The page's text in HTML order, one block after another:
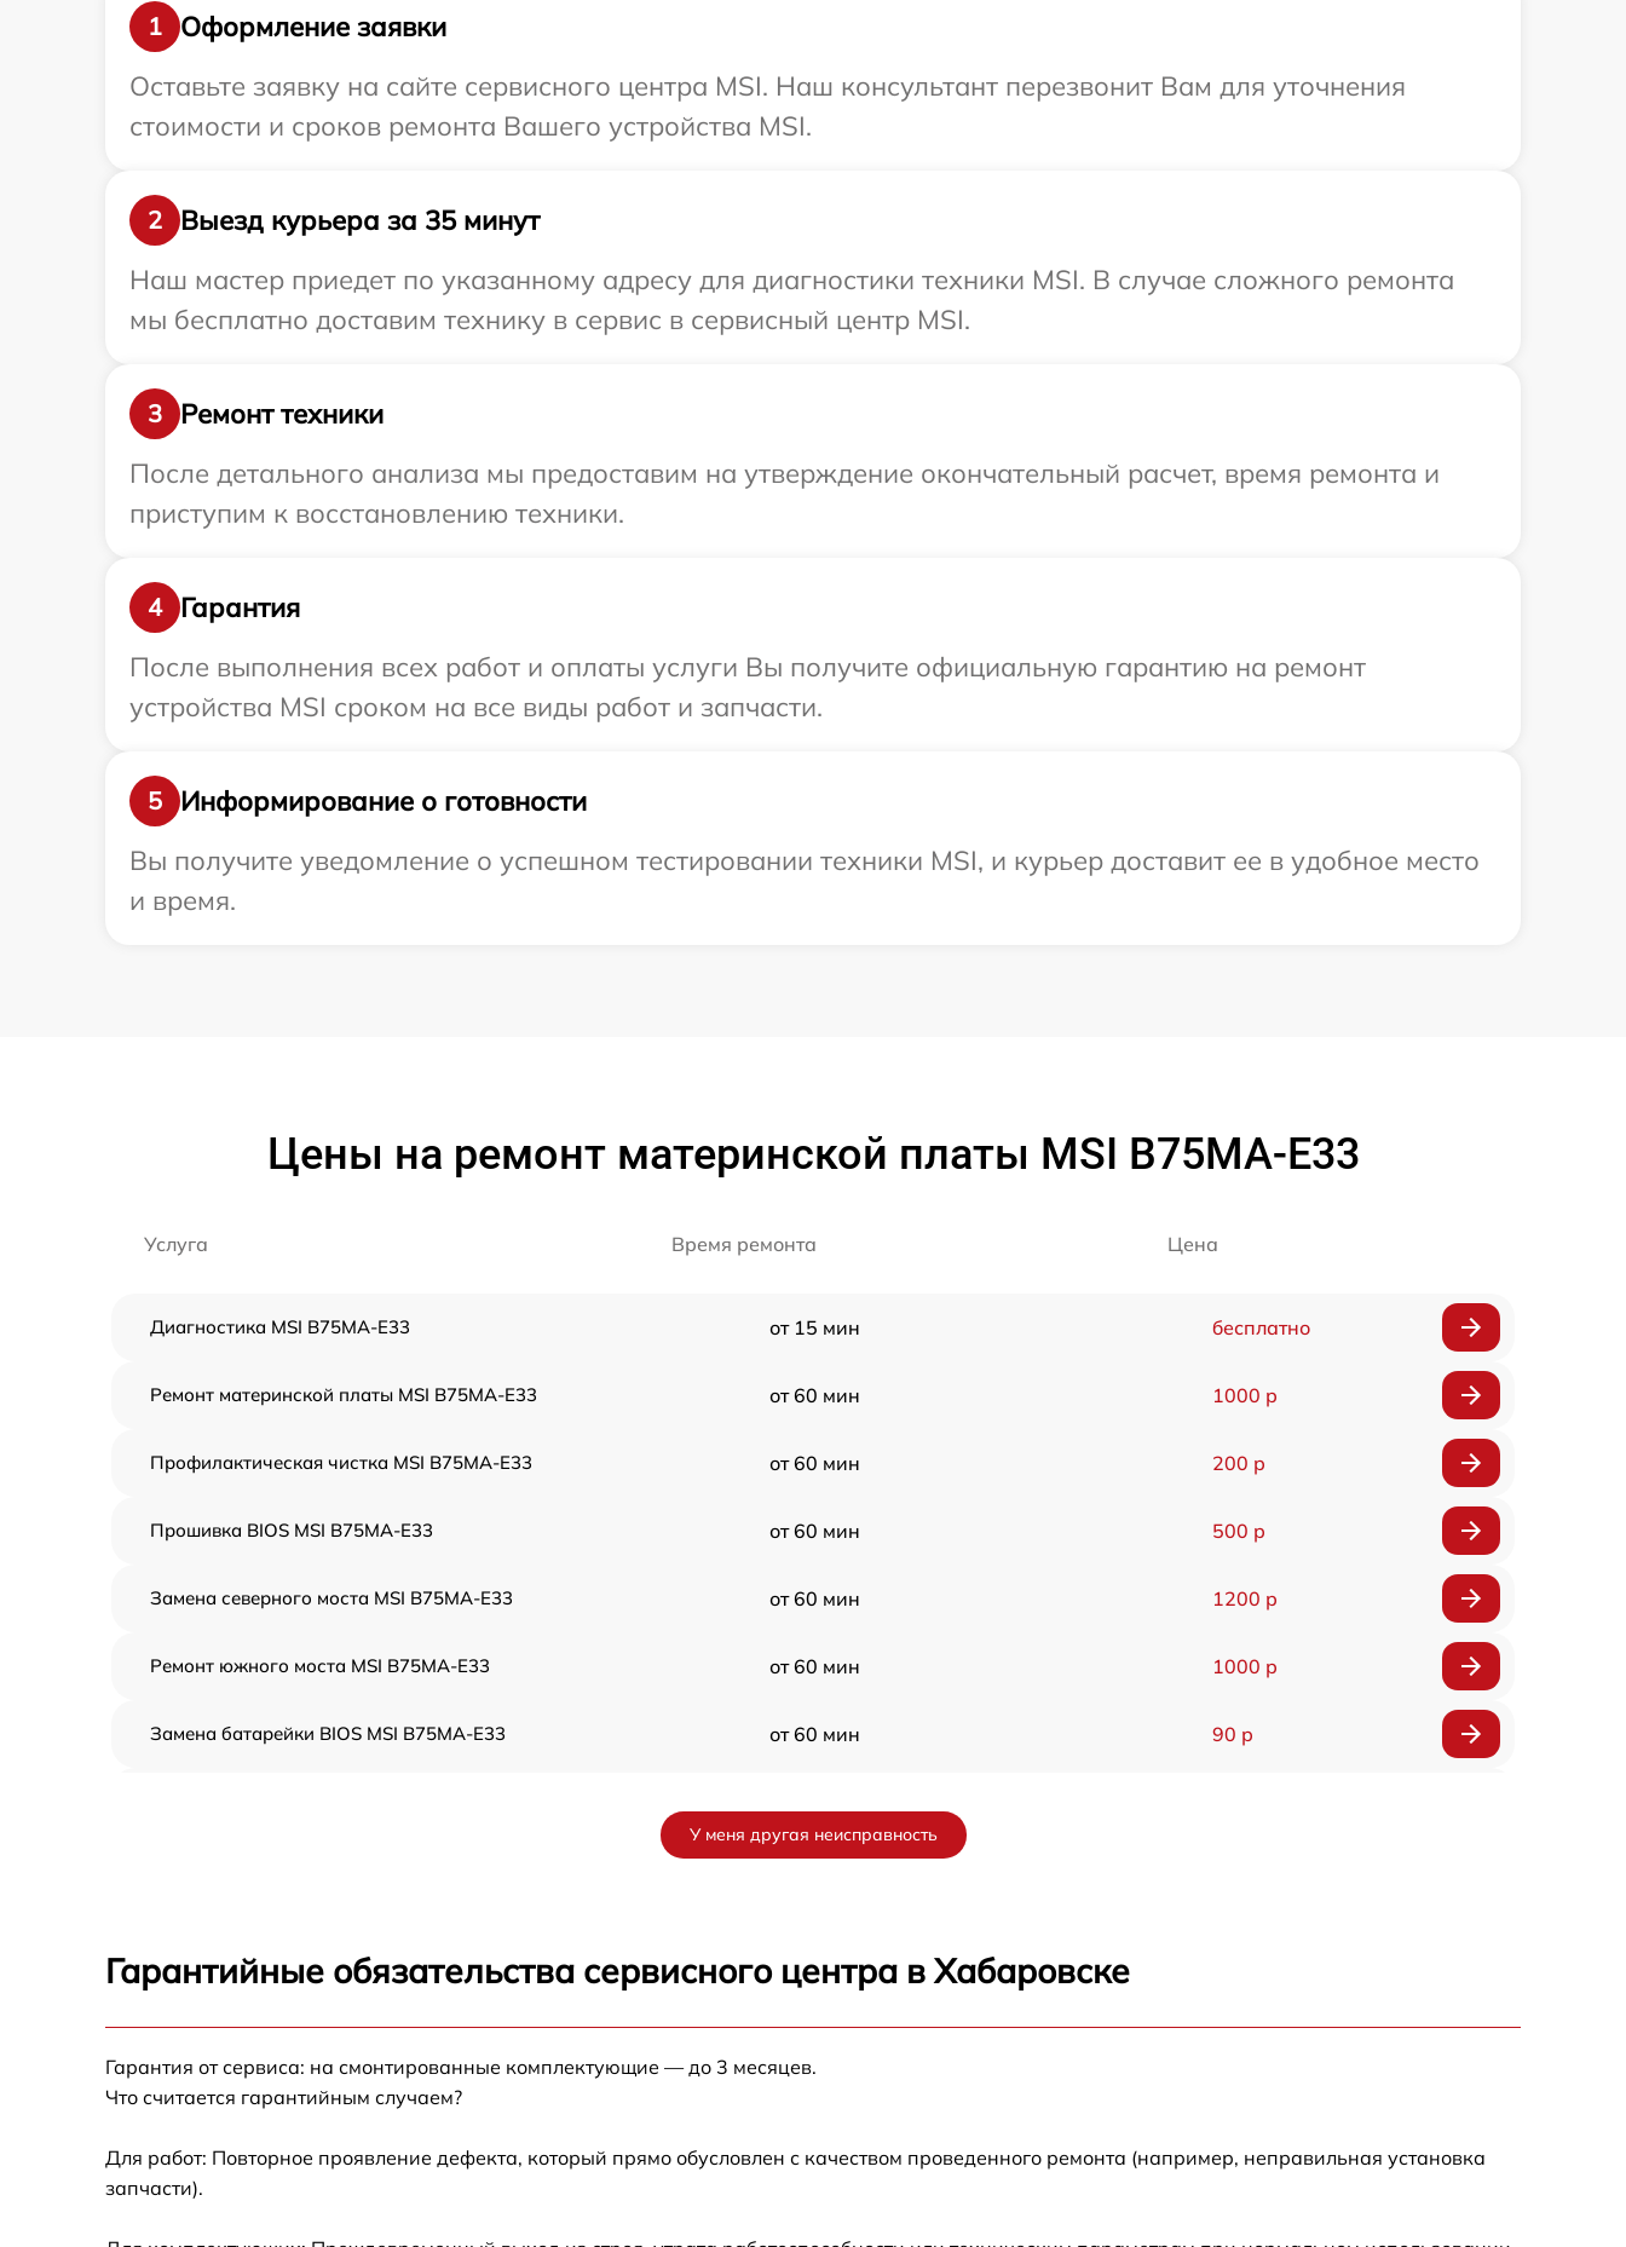
1
Оформление заявки
Оставьте заявку на сайте сервисного центра MSI. Наш консультант перезвонит Вам для уточнения
стоимости и сроков ремонта Вашего устройства MSI.
2
Выезд курьера за 35 минут
Наш мастер приедет по указанному адресу для диагностики техники MSI. В случае сложного ремонта
мы бесплатно доставим технику в сервис в сервисный центр MSI.
3
Ремонт техники
После детального анализа мы предоставим на утверждение окончательный расчет, время ремонта и
приступим к восстановлению техники.
4
Гарантия
После выполнения всех работ и оплаты услуги Вы получите официальную гарантию на ремонт
устройства MSI сроком на все виды работ и запчасти.
5
Информирование о готовности
Вы получите уведомление о успешном тестировании техники MSI, и курьер доставит ее в удобное место
и время.
Цены на ремонт материнской платы MSI B75MA-E33
Услуга Время ремонта Цена
Диагностика MSI B75MA-E33 от 15 мин бесплатно
Ремонт материнской платы MSI B75MA-E33 от 60 мин 1000 р
Профилактическая чистка MSI B75MA-E33 от 60 мин 200 р
Прошивка BIOS MSI B75MA-E33 от 60 мин 500 р
Замена северного моста MSI B75MA-E33 от 60 мин 1200 р
Ремонт южного моста MSI B75MA-E33 от 60 мин 1000 р
Замена батарейки BIOS MSI B75MA-E33 от 60 мин 90 р
У меня другая неисправность
Гарантийные обязательства сервисного центра в Хабаровске
Гарантия от сервиса: на смонтированные комплектующие — до 3 месяцев.
Что считается гарантийным случаем?
Для работ: Повторное проявление дефекта, который прямо обусловлен с качеством проведенного ремонта (например, неправильная установка
запчасти).